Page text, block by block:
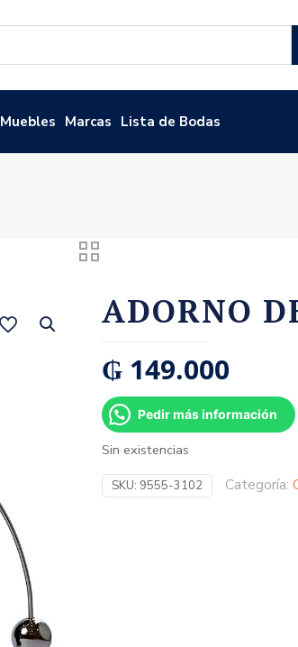
Muebles Marcas Lista de Bodas
ADORNO
₲ 149.000
Pedir más información
Sin existencias
SKU: 9555-3102 Categoría: